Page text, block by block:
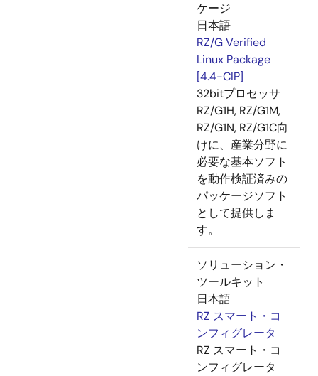
ケージ
日本語
RZ/G Verified
Linux Package
[4.4-CIP]
32bitプロセッサ
RZ/G1H, RZ/G1M,
RZ/G1N, RZ/G1C向
けに、産業分野に
必要な基本ソフト
を動作検証済みの
パッケージソフト
として提供しま
す。
ソリューション・
ツールキット
日本語
RZ スマート・コ
ンフィグレータ
RZ スマート・コ
ンフィグレータ